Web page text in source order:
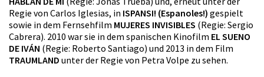
Regie von Carlos Iglesias, in ISPANSI! (Espanoles!) gespielt
sowie in dem Fernsehfilm MUJERES INVISIBLES (Regie: Sergio
Cabrera). 2010 war sie in dem spanischen Kinofilm EL SUENO
DE IVÁN (Regie: Roberto Santiago) und 2013 in dem Film
TRAUMLAND unter der Regie von Petra Volpe zu sehen.